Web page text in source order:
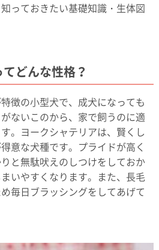
っておきたい基礎知識・生体図
どんな性格？
徴の小型犬で、成犬になっても
ないこのから、家で飼うのに適
。ヨークシャテリアは、賢くし
意な犬種です。プライドが高く
と無駄吠えのしつけをしておか
いやすくなります。また、長毛
毎日ブラッシングをしてあげて